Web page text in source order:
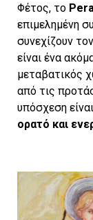
Φέτος, το
επιμελημένη
συνεχίζουν
είναι ένα
μεταβατικός
από τις
υπόσχεση
ορατό και